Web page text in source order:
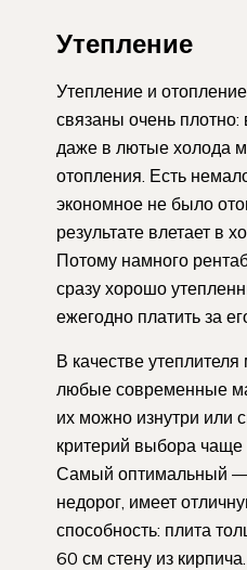
Утепление
Утепление и
связаны очень плотно:
даже в лютые холода
отопления. Есть
экономное не было
результате влетает в
Потому намного
сразу хорошо
ежегодно платить за
В качестве
любые современные
их можно изнутри или
критерий выбора чаще
Самый оптимальный —
недорог, имеет
способность: плита
60 см стену из